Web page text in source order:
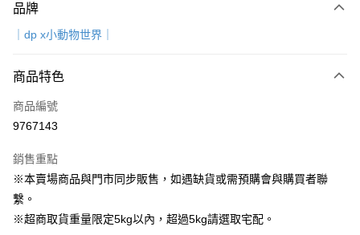
信用卡一次付款
LINE Pay
Apple Pay
Google Pay
運送方式
品牌
｜dp x小動物世界｜
商品特色
商品編號
9767143
銷售重點
※本賣場商品與門市同步販售，如遇缺貨或需預購會與購買者聯
繫。
※超商取貨重量限定5kg以內，超過5kg請選取宅配。